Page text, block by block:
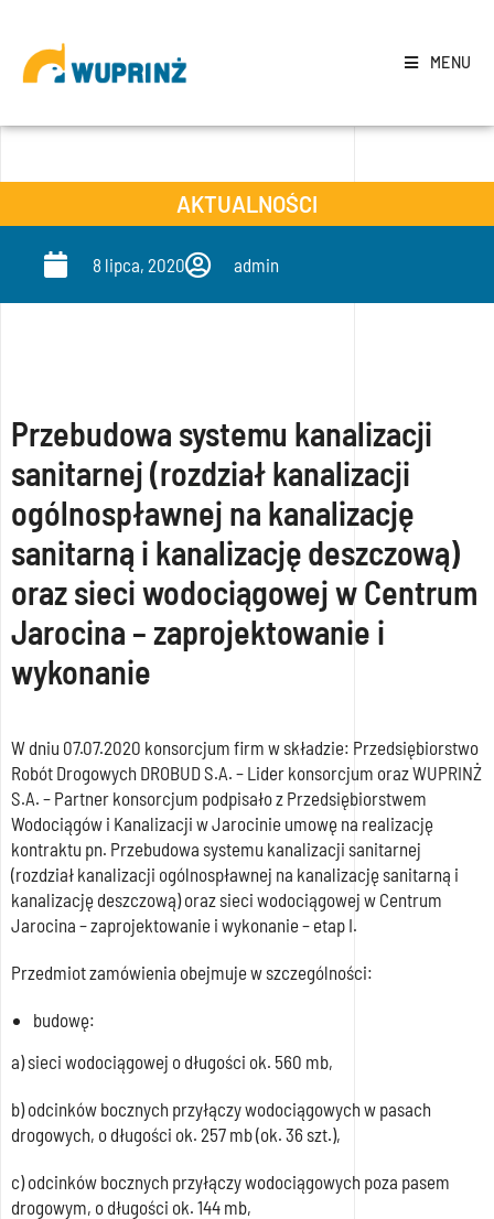
MENU
AKTUALNOŚCI
8 lipca, 2020 admin
Przebudowa systemu kanalizacji
sanitarnej (rozdział kanalizacji
ogólnospławnej na kanalizację
sanitarną i kanalizację deszczową)
oraz sieci wodociągowej w Centrum
Jarocina – zaprojektowanie i
wykonanie
W dniu 07.07.2020 konsorcjum firm w składzie: Przedsiębiorstwo
Robót Drogowych DROBUD S.A. – Lider konsorcjum oraz WUPRINŻ
S.A. – Partner konsorcjum podpisało z Przedsiębiorstwem
Wodociągów i Kanalizacji w Jarocinie umowę na realizację
kontraktu pn. Przebudowa systemu kanalizacji sanitarnej
(rozdział kanalizacji ogólnospławnej na kanalizację sanitarną i
kanalizację deszczową) oraz sieci wodociągowej w Centrum
Jarocina – zaprojektowanie i wykonanie – etap I.
Przedmiot zamówienia obejmuje w szczególności:
budowę:
a) sieci wodociągowej o długości ok. 560 mb,
b) odcinków bocznych przyłączy wodociągowych w pasach
drogowych, o długości ok. 257 mb (ok. 36 szt.),
c) odcinków bocznych przyłączy wodociągowych poza pasem
drogowym, o długości ok. 144 mb,